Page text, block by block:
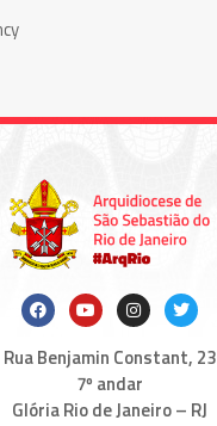
Rua Benjamin Constant, 23
7º andar
Glória Rio de Janeiro – RJ